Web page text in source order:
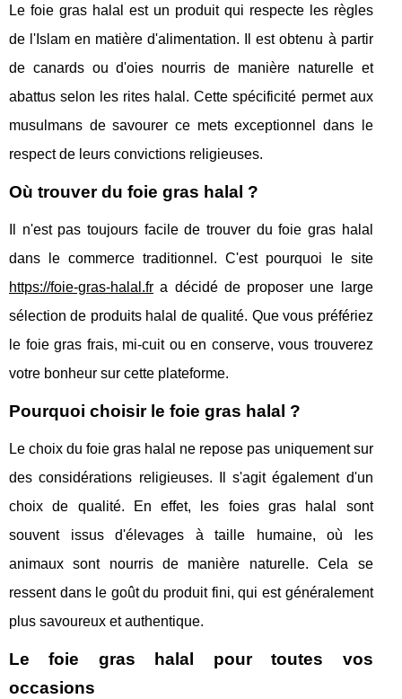
Le foie gras halal est un produit qui respecte les règles
de l'Islam en matière d'alimentation. Il est obtenu à partir
de canards ou d'oies nourris de manière naturelle et
abattus selon les rites halal. Cette spécificité permet aux
musulmans de savourer ce mets exceptionnel dans le
respect de leurs convictions religieuses.
Où trouver du foie gras halal ?
Il n'est pas toujours facile de trouver du foie gras halal
dans le commerce traditionnel. C'est pourquoi le site
https://foie-gras-halal.fr a décidé de proposer une large
sélection de produits halal de qualité. Que vous préfériez
le foie gras frais, mi-cuit ou en conserve, vous trouverez
votre bonheur sur cette plateforme.
Pourquoi choisir le foie gras halal ?
Le choix du foie gras halal ne repose pas uniquement sur
des considérations religieuses. Il s'agit également d'un
choix de qualité. En effet, les foies gras halal sont
souvent issus d'élevages à taille humaine, où les
animaux sont nourris de manière naturelle. Cela se
ressent dans le goût du produit fini, qui est généralement
plus savoureux et authentique.
Le foie gras halal pour toutes vos
occasions